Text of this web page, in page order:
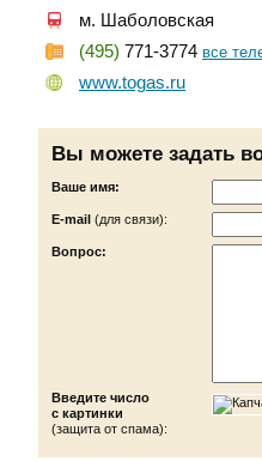
м. Шаболовская
(495) 771-3774 все
www.togas.ru
Вы можете задать
Ваше имя:
Е-mail (для связи):
Вопрос:
Введите число
с картинки
(защита от спама):